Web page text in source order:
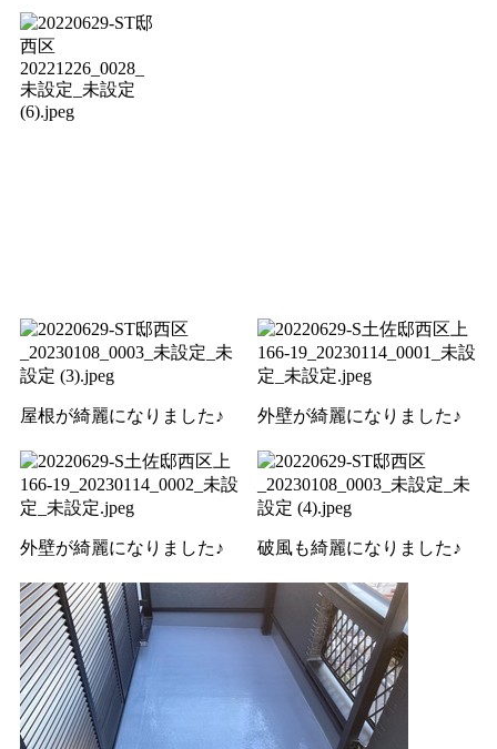
屋根が綺麗になりました♪ 外壁が綺麗になりました♪
外壁が綺麗になりました♪ 破風も綺麗になりました♪